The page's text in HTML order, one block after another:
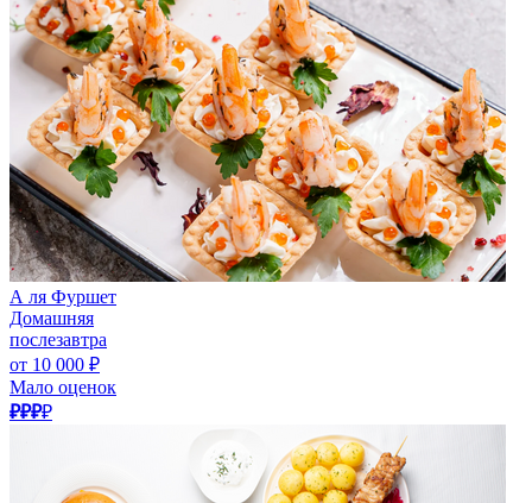
А ля Фуршет
Домашняя
послезавтра
от 10 000 ₽
Мало оценок
₽₽₽₽